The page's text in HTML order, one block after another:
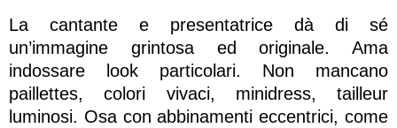
La cantante e presentatrice dà di sé
un’immagine grintosa ed originale. Ama
indossare look particolari. Non mancano
paillettes, colori vivaci, minidress, tailleur
luminosi. Osa con abbinamenti eccentrici, come